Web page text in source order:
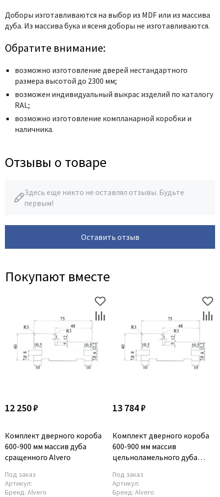
Доборы изготавливаются на выбор из MDF или из массива
дуба. Из массива бука и ясеня доборы не изготавливаются.
Обратите внимание:
возможно изготовление дверей нестандартного
размера высотой до 2300 мм;
возможен индивидуальный выкрас изделий по каталогу
RAL;
возможно изготовление компланарной коробки и
наличника.
Отзывы о товаре
Здесь еще никто не оставлял отзывы. Будьте
первым!
Оставить отзыв
Покупают вместе
12 250 ₽
Комплект дверного короба
600-900 мм массив дуба
сращенного Alvero
Под заказ
Артикул:
Бренд: Alvero
13 784 ₽
Комплект дверного короба
600-900 мм массив
цельноламельного дуба
Под заказ
Артикул:
Бренд: Alvero